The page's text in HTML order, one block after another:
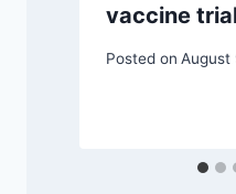
vaccine
Posted on August